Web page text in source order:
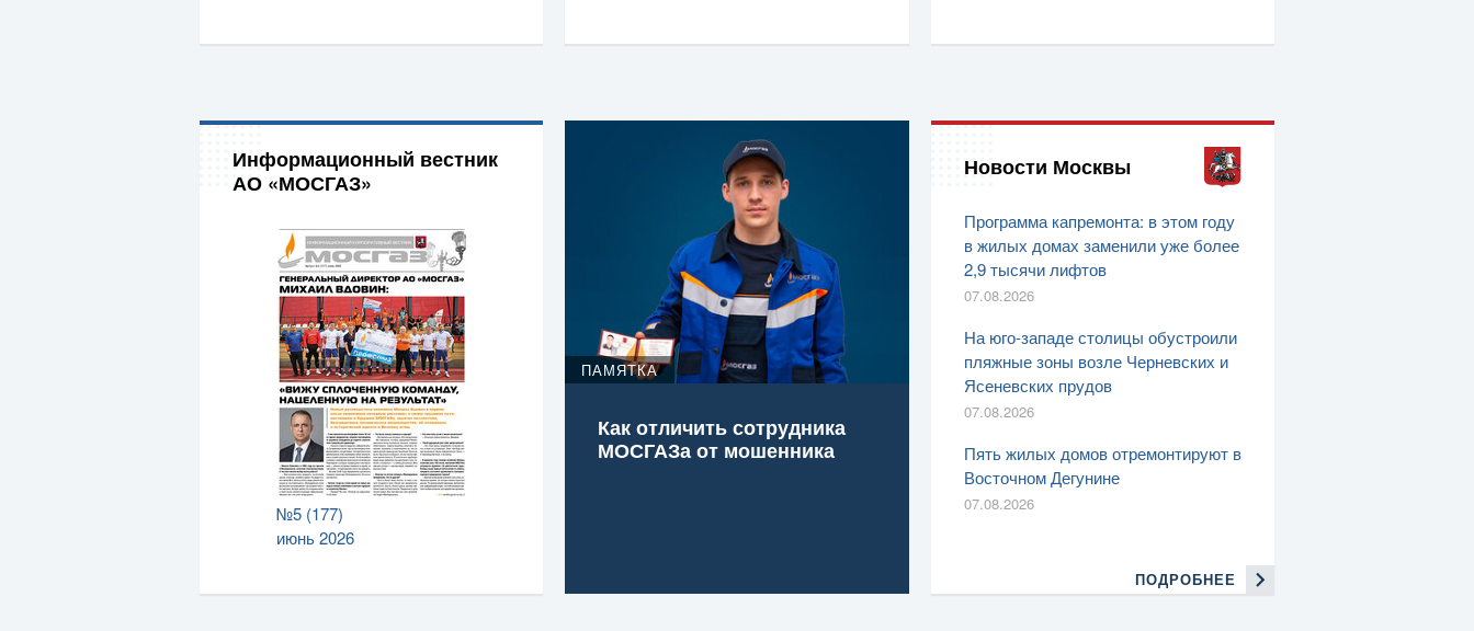
Информационный вестник
АО «МОСГАЗ»
№5 (177)
июнь 2026
ПАМЯТКА
Как отличить сотрудника
МОСГАЗа от мошенника
Новости Москвы
Программа капремонта: в этом году
в жилых домах заменили уже более
2,9 тысячи лифтов
07.08.2026
На юго-западе столицы обустроили
пляжные зоны возле Черневских и
Ясеневских прудов
07.08.2026
Пять жилых домов отремонтируют в
Восточном Дегунине
07.08.2026
ПОДРОБНЕЕ